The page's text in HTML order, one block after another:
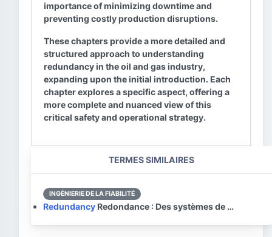
importance of minimizing downtime and
preventing costly production disruptions.
These chapters provide a more detailed and
structured approach to understanding
redundancy in the oil and gas industry,
expanding upon the initial introduction. Each
chapter explores a specific aspect, offering a
more complete and nuanced view of this
critical safety and operational strategy.
TERMES SIMILAIRES
INGÉNIERIE DE LA FIABILITÉ
Redundancy Redondance : Des systèmes de …